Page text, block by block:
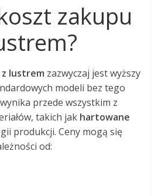
zakupu
lustrem zazwyczaj jest wyższy
modeli bez tego
przede wszystkim z
takich jak hartowane
produkcji. Ceny mogą się
od: